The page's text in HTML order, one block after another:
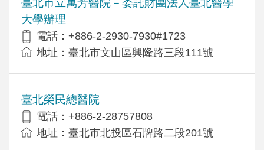
臺北市立萬芳醫院－委託財團法人臺北醫學
大學辦理
電話：+886-2-2930-7930#1723
地址：臺北市文山區興隆路三段111號
臺北榮民總醫院
電話：+886-2-28757808
地址：臺北市北投區石牌路二段201號